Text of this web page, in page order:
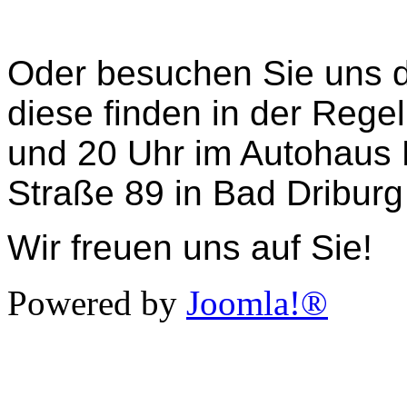
Oder besuchen Sie uns
diese finden in der
und 20 Uhr im
Straße 89 in Bad
Wir freuen uns auf Sie!
Powered by Joomla!®